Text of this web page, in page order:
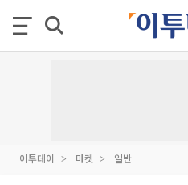
이투데이 마켓 일반